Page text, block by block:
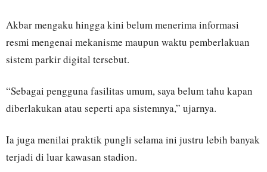
Akbar mengaku hingga kini belum menerima informasi
resmi mengenai mekanisme maupun waktu pemberlakuan
sistem parkir digital tersebut.
“Sebagai pengguna fasilitas umum, saya belum tahu kapan
diberlakukan atau seperti apa sistemnya,” ujarnya.
Ia juga menilai praktik pungli selama ini justru lebih banyak
terjadi di luar kawasan stadion.